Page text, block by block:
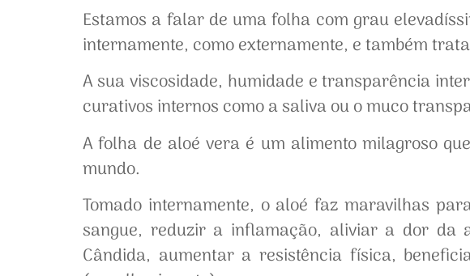
Estamos a falar de uma folha com grau
internamente, como externamente, e também
A sua viscosidade, humidade e transparência
curativos internos como a saliva ou o muco
A folha de aloé vera é um alimento milagroso
mundo.
Tomado internamente, o aloé faz maravilhas
sangue, reduzir a inflamação, aliviar a dor
Cândida, aumentar a resistência física,